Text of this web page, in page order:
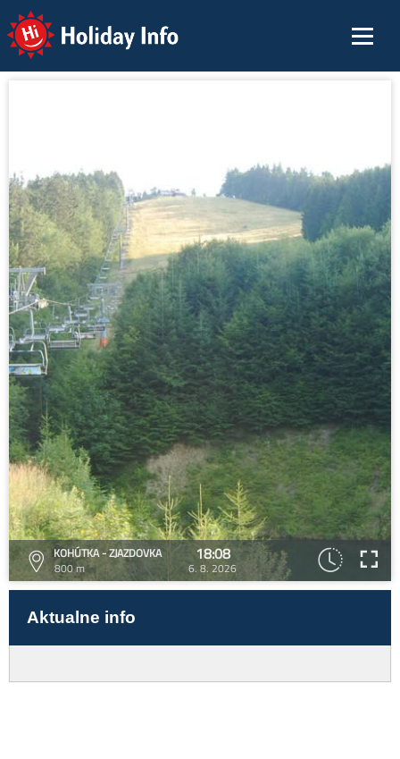
Holiday Info
KOHÚTKA - ZJAZDOVKA
800 m
18:08
6. 8. 2026
Aktualne info